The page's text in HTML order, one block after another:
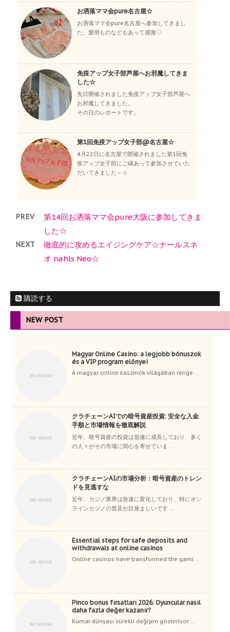
お洒落ママ会pure名古屋☆
お洒落ママ会pure名古屋へ参加してきまし
た。愛用ものなどもあって感激♡
免疫アップ女子部芦屋へお邪魔してきま
した☆
先日開催されました免疫アップ女子部芦屋へ
お邪魔してきました。
その日のレポートです。
第1回免疫アップ女子部@名古屋☆
4月22日に名古屋で開催されました第1回免
疫アップ女子部にご縁あって参加させていた
だいてきました～☆
PREV
第14回お洒落ママ会pure大阪に参加してきま
した☆
NEXT
徹底的に攻めるエイジングケア☆ナールスネ
オ nahls Neo☆
購読する
NEW POST
Magyar Online Casino: a legjobb bónuszok
és a VIP program előnyei
A magyar online kaszinók világában renge ...
クラチェーンAIでの暗号資産投資: 安全な入金
手順と市場情報を徹底解説
近年、暗号資産の投資は急速に成長しており、多く
の人々がその市場に関心を寄せていま ...
クラチェーンAIの市場分析：暗号資産のトレン
ドを見逃すな
近年、カジノ業界は急速に変化しており、特にオン
ラインカジノの普及が目覚ましいです ...
Essential steps for safe deposits and
withdrawals at online casinos
Online casinos have transformed the gami ...
Pinco bonus fırsatları 2026: Oyuncular nasıl
daha fazla değer kazanır?
Kumar dünyası sürekli değişim gösteriyor ...